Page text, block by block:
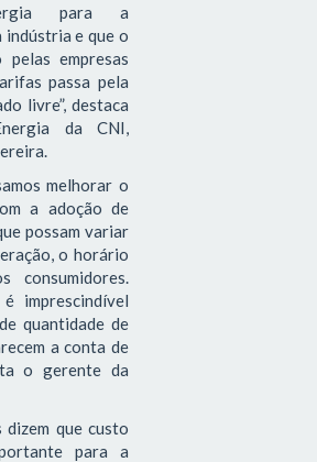
para a
e que o
pelas empresas
passa pela
livre”, destaca
da CNI,
melhorar o
a adoção de
possam variar
o horário
consumidores.
imprescindível
quantidade de
a conta de
o gerente da
dizem que custo
para a